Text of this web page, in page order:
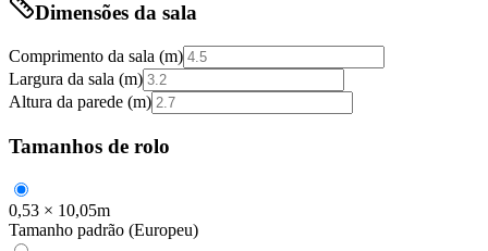
Dimensões da sala
Comprimento da sala (m)
Largura da sala (m)
Altura da parede (m)
Tamanhos de rolo
0,53 × 10,05m
Tamanho padrão (Europeu)